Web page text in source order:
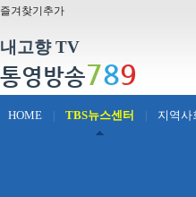
즐겨찾기추가
내고향 TV
통영방송789
HOME TBS뉴스센터 지역사